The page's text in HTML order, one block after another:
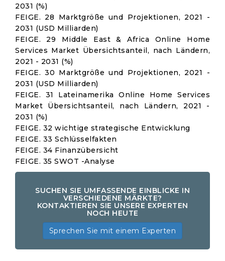
2031 (%)
FEIGE. 28 Marktgröße und Projektionen, 2021 -
2031 (USD Milliarden)
FEIGE. 29 Middle East & Africa Online Home
Services Market Übersichtsanteil, nach Ländern,
2021 - 2031 (%)
FEIGE. 30 Marktgröße und Projektionen, 2021 -
2031 (USD Milliarden)
FEIGE. 31 Lateinamerika Online Home Services
Market Übersichtsanteil, nach Ländern, 2021 -
2031 (%)
FEIGE. 32 wichtige strategische Entwicklung
FEIGE. 33 Schlüsselfakten
FEIGE. 34 Finanzübersicht
FEIGE. 35 SWOT -Analyse
SUCHEN SIE UMFASSENDE EINBLICKE IN
VERSCHIEDENE MÄRKTE?
KONTAKTIEREN SIE UNSERE EXPERTEN
NOCH HEUTE
Sprechen Sie mit einem Experten